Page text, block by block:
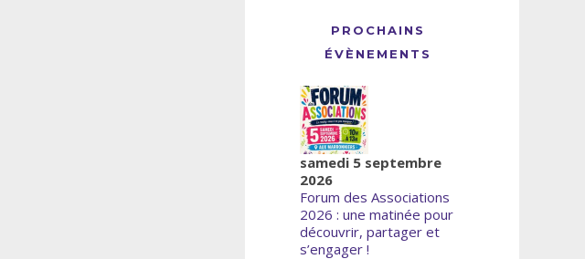
PROCHAINS
ÉVÈNEMENTS
samedi 5 septembre
2026
Forum des Associations
2026 : une matinée pour
découvrir, partager et
s’engager !